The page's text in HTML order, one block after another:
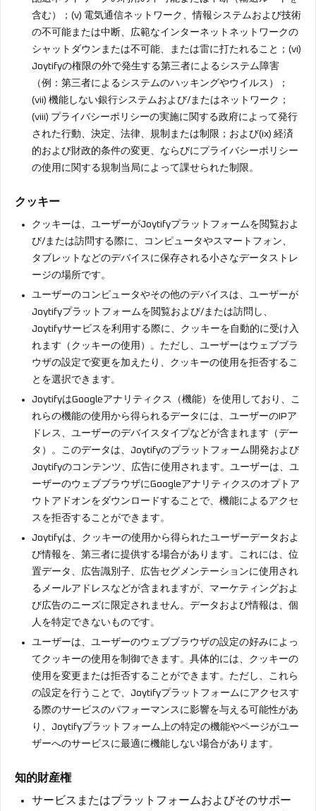
含む）；(v) 電気通信ネットワーク、情報システムおよび技術
の不可能または中断、広範なインターネットネットワークの
シャットダウンまたは不可能、または雷に打たれること；(vi)
Joytifyの権限の外で発生する第三者によるシステム障害
（例：第三者によるシステムのハッキングやウイルス）；
(vii) 機能しない銀行システムおよび/またはネットワーク；
(viii) プライバシーポリシーの実施に関する政府によって発行
された行動、決定、法律、規制または制限；および(ix) 経済
的および財政的条件の変更、ならびにプライバシーポリシー
の使用に関する規制当局によって課せられた制限。
クッキー
クッキーは、ユーザーがJoytifyプラットフォームを閲覧およ
び/または訪問する際に、コンピュータやスマートフォン、
タブレットなどのデバイスに保存される小さなデータストレ
ージの場所です。
ユーザーのコンピュータやその他のデバイスは、ユーザーが
Joytifyプラットフォームを閲覧および/または訪問し、
Joytifyサービスを利用する際に、クッキーを自動的に受け入
れます（クッキーの使用）。ただし、ユーザーはウェブブラ
ウザの設定で変更を加えたり、クッキーの使用を拒否するこ
とを選択できます。
JoytifyはGoogleアナリティクス（機能）を使用しており、こ
れらの機能の使用から得られるデータには、ユーザーのIPア
ドレス、ユーザーのデバイスタイプなどが含まれます（デー
タ）。このデータは、Joytifyのプラットフォーム開発および
Joytifyのコンテンツ、広告に使用されます。ユーザーは、ユ
ーザーのウェブブラウザにGoogleアナリティクスのオプトア
ウトアドオンをダウンロードすることで、機能によるアクセ
スを拒否することができます。
Joytifyは、クッキーの使用から得られたユーザーデータおよ
び情報を、第三者に提供する場合があります。これには、位
置データ、広告識別子、広告セグメンテーションに使用され
るメールアドレスなどが含まれますが、マーケティングおよ
び広告のニーズに限定されません。データおよび情報は、個
人を特定できないものです。
ユーザーは、ユーザーのウェブブラウザの設定の好みによっ
てクッキーの使用を制御できます。具体的には、クッキーの
使用を変更または拒否することができます。ただし、これら
の設定を行うことで、Joytifyプラットフォームにアクセスす
る際のサービスのパフォーマンスに影響を与える可能性があ
り、Joytifyプラットフォーム上の特定の機能やページがユー
ザーへのサービスに最適に機能しない場合があります。
知的財産権
サービスまたはプラットフォームおよびそのサポー